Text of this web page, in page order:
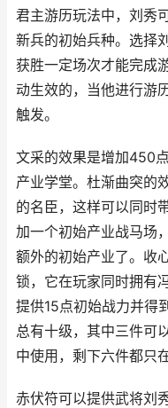
君主游历玩法中，刘秀
新兵的初始兵种。选择
获胜一定场次才能完成
动生效的，当他进行游
触发。
文采的效果是增加450
产业学堂。杜渐曲突的
的名臣，这样可以同时
加一个初始产业战马场
额外的初始产业了。收
锁，它在玩家同时拥有
提供15点初始战力并得
总有十级，其中三件可
中使用，剩下六件都只
赤伏符可以提供武将刘